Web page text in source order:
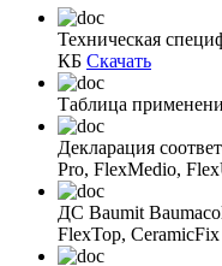
Техническая
КБ Скачать
Таблица
Декларация
Pro, FlexMedio,
ДС Baumit
FlexTop,